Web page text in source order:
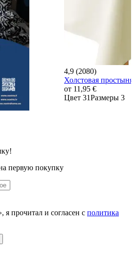
4,9 (2080)
Холстовая
от 11,95 €
Цвет 31Размеры 3
первую покупку
я прочитал и согласен с политика